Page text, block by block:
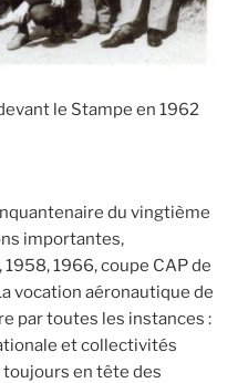
le Stampe en 1962
du vingtième
importantes,
1966, coupe CAP de
vocation aéronautique de
par toutes les instances :
et collectivités
toujours en tête des